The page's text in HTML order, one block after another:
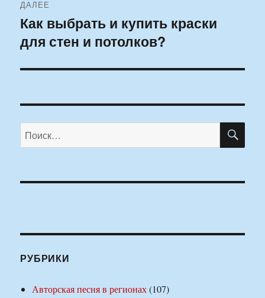
ДАЛЕЕ
Следующая
запись:
Как выбрать и купить краски
для стен и потолков?
Искать:
РУБРИКИ
Авторская песня в регионах(107)